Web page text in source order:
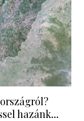
hazánk...